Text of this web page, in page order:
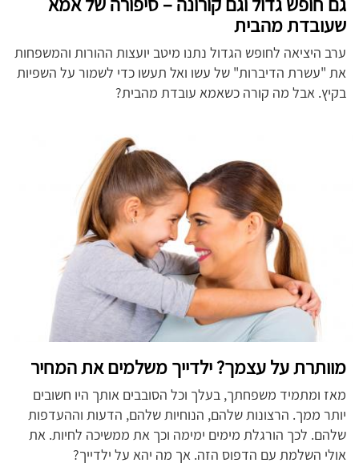
שעובדת מהבית
ערב היציאה לחופש הגדול נתנו מיטב יועצות ההורות והמשפחות
את "עשרת הדיברות" של עשו ואל תעשו כדי לשמור על השפיות
בקיץ. אבל מה קורה כשאמא עובדת מהבית?
מוותרת על עצמך? ילדייך משלמים את המחיר
מאז ומתמיד משפחתך, בעלך וכל הסובבים אותך היו חשובים
יותר ממך. הרצונות שלהם, הנוחיות שלהם, הדעות וההעדפות
שלהם. לכך הורגלת מימים ימימה וכך את ממשיכה לחיות. את
אולי השלמת עם הדפוס הזה. אך מה יהא על ילדייך?